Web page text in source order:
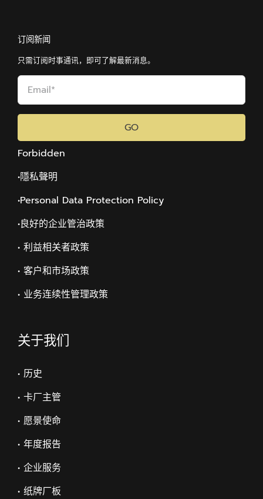
订阅新闻
只需订阅时事通讯，即可了解最新消息。
GO
Forbidden
•隱私聲明
•Personal Data Protection Policy
•良好的企业管治政策
• 利益相关者政策
• 客户和市场政策
• 业务连续性管理政策
关于我们
• 历史
• 卡厂主管
• 愿景使命
• 年度报告
• 企业服务
• 纸牌厂板